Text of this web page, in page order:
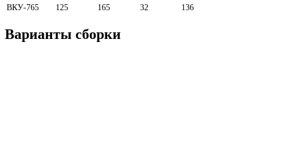
ВКУ-765 125 165 32 136
Варианты сборки